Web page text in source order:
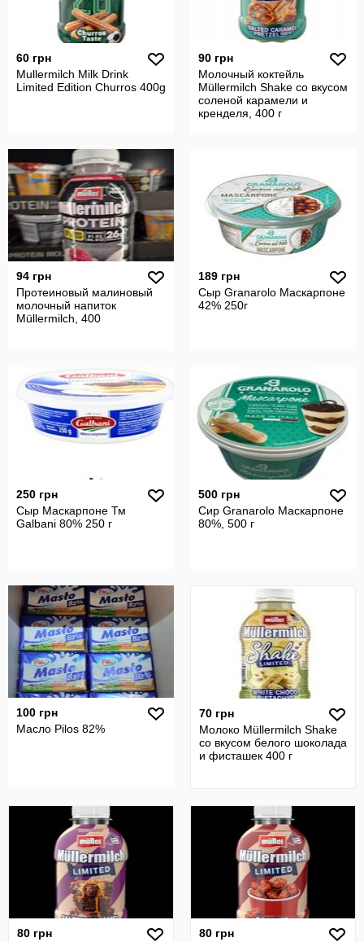
60 грн
Mullermilch Milk Drink
Limited Edition Churros 400g
90 грн
Молочный коктейль
Müllermilch Shake со вкусом
соленой карамели и
кренделя, 400 г
94 грн
Протеиновый малиновый
молочный напиток
Müllermilch, 400
189 грн
Сыр Granarolo Маскарпоне
42% 250г
250 грн
Сыр Маскарпоне Тм
Galbani 80% 250 г
500 грн
Сир Granarolo Маскарпоне
80%, 500 г
100 грн
Масло Pilos 82%
70 грн
Молоко Müllermilch Shake
со вкусом белого шоколада
и фисташек 400 г
80 грн
80 грн